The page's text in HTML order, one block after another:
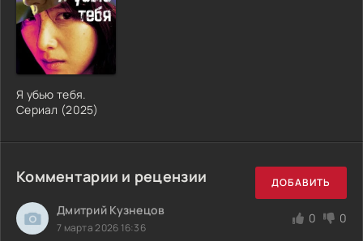
Я убью тебя.
Сериал (2025)
Комментарии и рецензии ДОБАВИТЬ
Дмитрий Кузнецов
7 марта 2026 16:36
0 0